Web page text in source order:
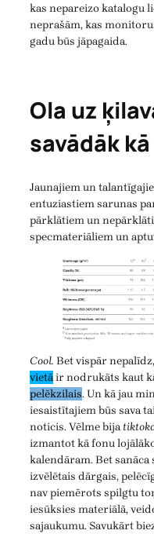
kas nepareizo katalogu
neprašām, kas
gadu būs jāpagaida.
Ola uz
savādāk
Jaunajiem un
entuziastiem sarunas
pārklātiem un
specmateriāliem un
Cool. Bet vispār
vietāir nodrukāts kaut
pelēkzilais. Un kā jau
iesaistītajiem būs sava
noticis. Vēlme bija
izmantot kā fonu
kalendāram. Bet
izvēlētais dārgais,
nav piemērots spilgtu
iesūksies materiālā,
sajaukumu. Savukārt